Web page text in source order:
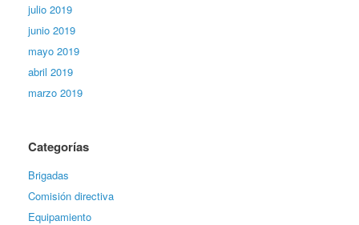
julio 2019
junio 2019
mayo 2019
abril 2019
marzo 2019
Categorías
Brigadas
Comisión directiva
Equipamiento